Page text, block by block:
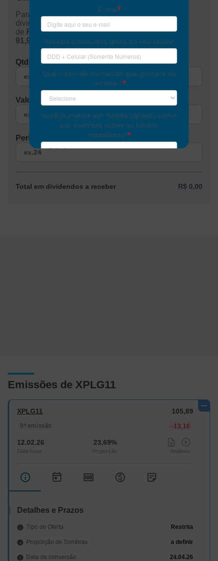
Para a base do cálculo utilizamos a média dos
dividendos pagos dos últimos 12 meses no valor
de R$ 0,82e a cotação atual no valor deR$
91,96
Qtde de papéis
Valor investido (R$)
Período (meses)
Total em dividendos a receber R$ 0,00
Emissões de XPLG11
XPLG11
9ª emissão
105,89
-13,16
12.02.26 23,69%
Detalhes e Prazos
Tipo de Oferta Restrita
Proporção de Sombras a definir
Data de conversão 24.04.26